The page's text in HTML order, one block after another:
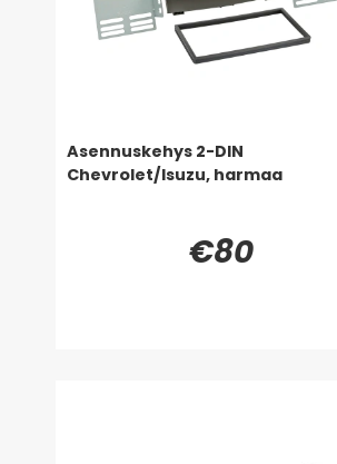
Asennuskehys 2-DIN
Chevrolet/Isuzu, harmaa
€80